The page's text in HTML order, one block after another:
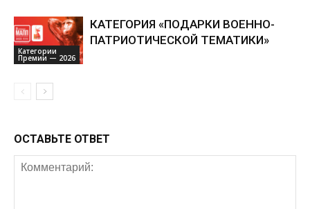
Категории
Премии — 2026
КАТЕГОРИЯ «ПОДАРКИ ВОЕННО-
ПАТРИОТИЧЕСКОЙ ТЕМАТИКИ»
ОСТАВЬТЕ ОТВЕТ